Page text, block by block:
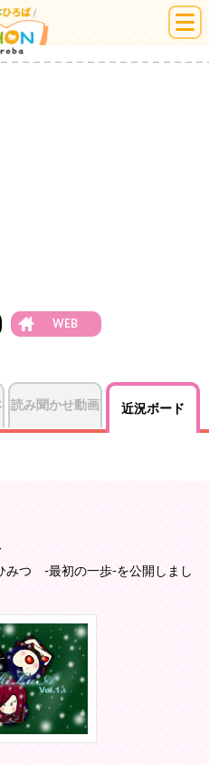
絵本ひろば
WEB
読み聞かせ動画 近況ボード
みつ -最初の一歩-を公開しまし